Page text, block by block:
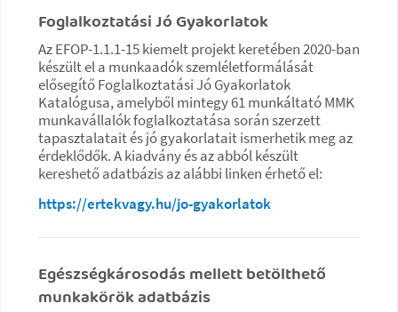
Foglalkoztatási Jó Gyakorlatok
Az EFOP-1.1.1-15 kiemelt projekt keretében 2020-ban
készült el a munkaadók szemléletformálását
elősegítő Foglalkoztatási Jó Gyakorlatok
Katalógusa, amelyből mintegy 61 munkáltató MMK
munkavállalók foglalkoztatása során szerzett
tapasztalatait és jó gyakorlatait ismerhetik meg az
érdeklődők. A kiadvány és az abból készült
kereshető adatbázis az alábbi linken érhető el:
https://ertekvagy.hu/jo-gyakorlatok
Egészségkárosodás mellett betölthető
munkakörök adatbázis